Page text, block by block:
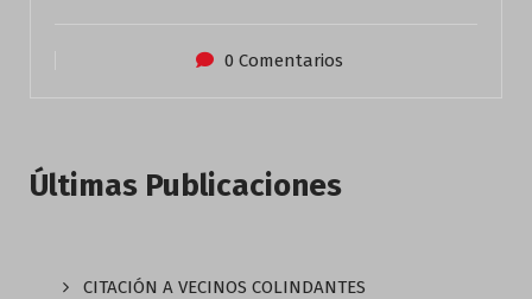
0 Comentarios
Últimas Publicaciones
CITACIÓN A VECINOS COLINDANTES